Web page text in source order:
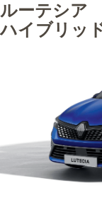
ルーテシア
ハイブリッ